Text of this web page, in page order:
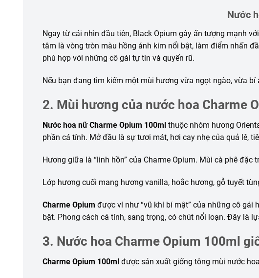
Nước
Ngay từ cái nhìn đầu tiên, Black Opium gây ấn tượng mạnh
tâm là vòng tròn màu hồng ánh kim nổi bật, làm điểm nhấn
phù hợp với những cô gái tự tin và quyến rũ.
Nếu bạn đang tìm kiếm một mùi hương vừa ngọt ngào, vừa
2. Mùi hương của nước hoa Charme
Nước hoa nữ Charme Opium 100ml thuộc nhóm hương
phần cá tính. Mở đầu là sự tươi mát, hơi cay nhẹ của quả lê,
Hương giữa là “linh hồn” của Charme Opium. Mùi cà phê
Lớp hương cuối mang hương vanilla, hoắc hương, gỗ tuyết
Charme Opium được ví như “vũ khí bí mật” của những cô
bật. Phong cách cá tính, sang trọng, có chút nổi loạn. Đây là
3. Nước hoa Charme Opium 100ml
Charme Opium 100ml được sản xuất giống tông mùi nước hoa